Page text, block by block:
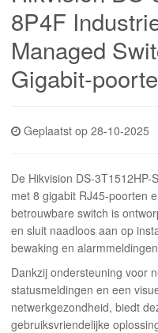
8P4F
Managed
Gigabit-
Geplaatst op 28-10-2025
De Hikvision DS-
met 8 gigabit RJ45-poorten
betrouwbare switch is
en sluit naadloos aan op
bewaking en
Dankzij ondersteuning voor
statusmeldingen en een
netwerkgezondheid, biedt
gebruiksvriendelijke